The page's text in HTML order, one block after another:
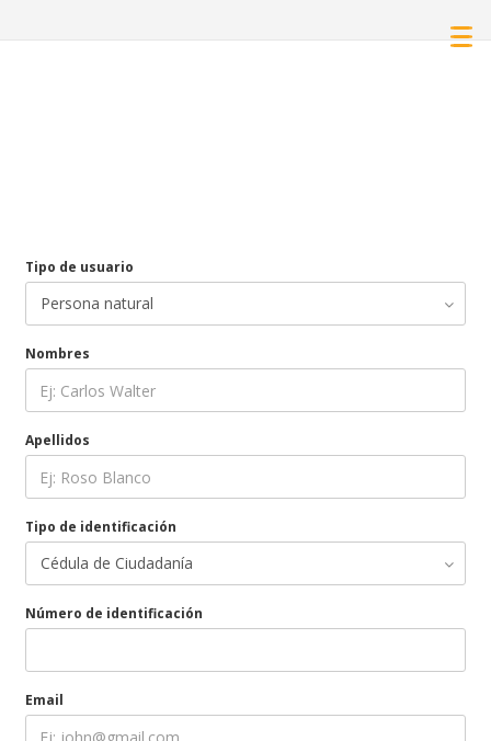
Tipo de usuario
Nombres
Apellidos
Tipo de identificación
Número de identificación
Email